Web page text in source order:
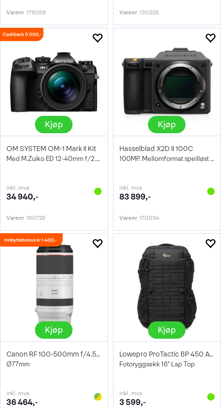
Varenr 176058 Varenr 130238
Kjøp
OM SYSTEM OM-1 Mark II Kit
Med M.Zuiko ED 12-40mm f/2.8 Pro II
inkl. mva
34 940,-
Varenr 160729
Kjøp
Hasselblad X2D II 100C
100MP. Mellomformat speilløst kamera
inkl. mva
83 899,-
Varenr 170034
Kjøp
Canon RF 100-500mm f/4.5-7.1 L IS USM
Ø77mm
inkl. mva
36 464,-
Kjøp
Lowepro ProTactic BP 450 AW III 28L
Fotoryggsekk 16" Lap Top
inkl. mva
3 599,-